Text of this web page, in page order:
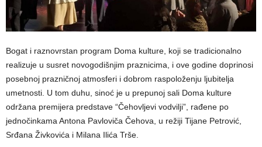
Bogat i raznovrstan program Doma kulture, koji se tradicionalno
realizuje u susret novogodišnjim praznicima, i ove godine doprinosi
posebnoj prazničnoj atmosferi i dobrom raspoloženju ljubitelja
umetnosti. U tom duhu, sinoć je u prepunoj sali Doma kulture
održana premijera predstave “Čehovljevi vodvilji”, rađene po
jednočinkama Antona Pavloviča Čehova, u režiji Tijane Petrović,
Srđana Živkovića i Milana Ilića Trše.